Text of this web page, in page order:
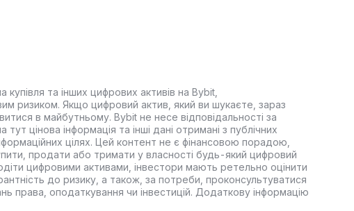
купівля та інших цифрових активів на Bybit,
ризиком. Якщо цифровий актив, який ви шукаєте, зараз
в майбутньому. Bybit не несе відповідальності за
цінова інформація та інші дані отримані з публічних
цілях. Цей контент не є фінансовою порадою,
продати або тримати у власності будь-який цифровий
цифровими активами, інвестори мають ретельно оцінити
до ризику, а також, за потреби, проконсультуватися
права, оподаткування чи інвестицій. Додаткову інформацію